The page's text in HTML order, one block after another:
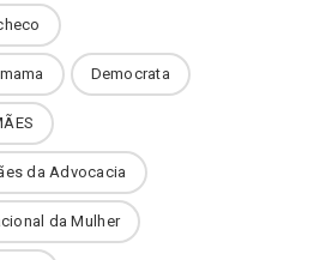
Democrata
da Advocacia
da Mulher